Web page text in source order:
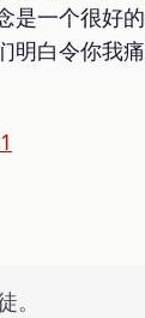
是一个很好
明白令你我